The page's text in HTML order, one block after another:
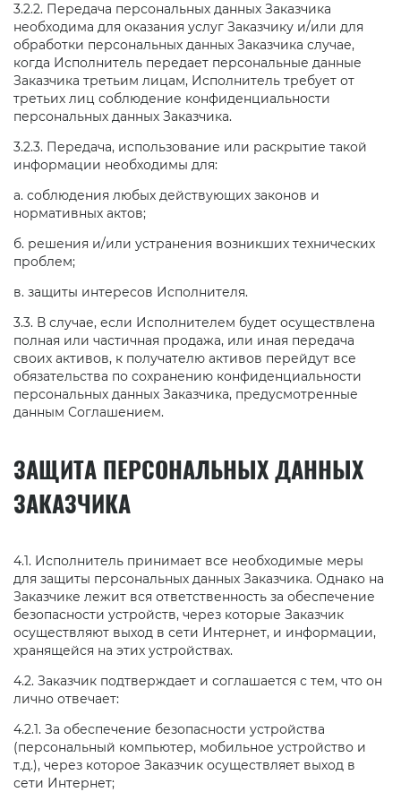
3.2.2. Передача персональных данных Заказчика
необходима для оказания услуг Заказчику и/или для
обработки персональных данных Заказчика случае,
когда Исполнитель передает персональные данные
Заказчика третьим лицам, Исполнитель требует от
третьих лиц соблюдение конфиденциальности
персональных данных Заказчика.
3.2.3. Передача, использование или раскрытие такой
информации необходимы для:
а. соблюдения любых действующих законов и
нормативных актов;
б. решения и/или устранения возникших технических
проблем;
в. защиты интересов Исполнителя.
3.3. В случае, если Исполнителем будет осуществлена
полная или частичная продажа, или иная передача
своих активов, к получателю активов перейдут все
обязательства по сохранению конфиденциальности
персональных данных Заказчика, предусмотренные
данным Соглашением.
ЗАЩИТА ПЕРСОНАЛЬНЫХ ДАННЫХ
ЗАКАЗЧИКА
4.1. Исполнитель принимает все необходимые меры
для защиты персональных данных Заказчика. Однако на
Заказчике лежит вся ответственность за обеспечение
безопасности устройств, через которые Заказчик
осуществляют выход в сети Интернет, и информации,
хранящейся на этих устройствах.
4.2. Заказчик подтверждает и соглашается с тем, что он
лично отвечает:
4.2.1. За обеспечение безопасности устройства
(персональный компьютер, мобильное устройство и
т.д.), через которое Заказчик осуществляет выход в
сети Интернет;